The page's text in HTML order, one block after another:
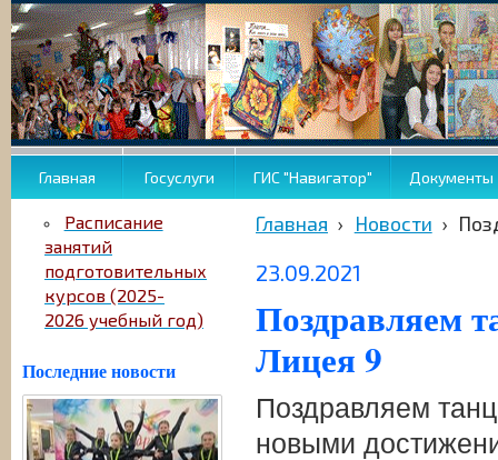
Главная Госуслуги ГИС "Навигатор" Документы
Расписание
занятий
подготовительных
курсов (2025-
2026 учебный год)
Последние новости
Главная › Новости ›
23.09.2021
Поздравляем
Лицея 9
Поздравляем
новыми